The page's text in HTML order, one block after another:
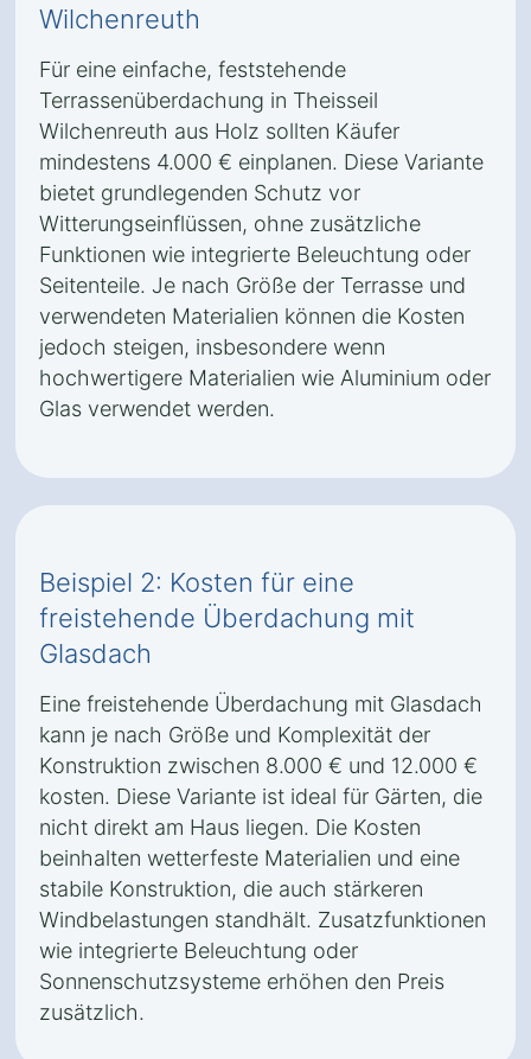
Wilchenreuth
Für eine einfache, feststehende
Terrassenüberdachung in Theisseil
Wilchenreuth aus Holz sollten Käufer
mindestens 4.000 € einplanen. Diese Variante
bietet grundlegenden Schutz vor
Witterungseinflüssen, ohne zusätzliche
Funktionen wie integrierte Beleuchtung oder
Seitenteile. Je nach Größe der Terrasse und
verwendeten Materialien können die Kosten
jedoch steigen, insbesondere wenn
hochwertigere Materialien wie Aluminium oder
Glas verwendet werden.
Beispiel 2: Kosten für eine
freistehende Überdachung mit
Glasdach
Eine freistehende Überdachung mit Glasdach
kann je nach Größe und Komplexität der
Konstruktion zwischen 8.000 € und 12.000 €
kosten. Diese Variante ist ideal für Gärten, die
nicht direkt am Haus liegen. Die Kosten
beinhalten wetterfeste Materialien und eine
stabile Konstruktion, die auch stärkeren
Windbelastungen standhält. Zusatzfunktionen
wie integrierte Beleuchtung oder
Sonnenschutzsysteme erhöhen den Preis
zusätzlich.